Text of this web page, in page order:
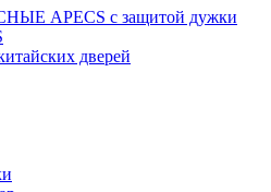
APECS с защитой дужки
дверей